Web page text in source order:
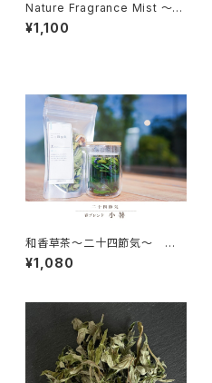
Nature Fragrance Mist ～O
UTDOOR Blend～ 20ml
¥1,100
和香草茶～二十四節気～ 小
暑
¥1,080